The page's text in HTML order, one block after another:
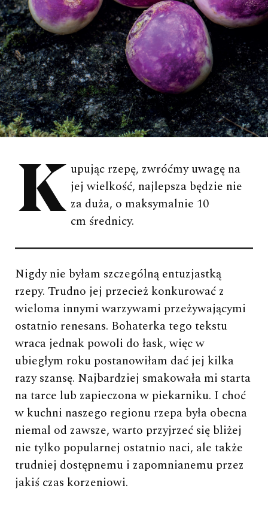
Kupując rzepę, zwróćmy uwagę na jej wielkość, najlepsza będzie nie
za duża, o maksymalnie 10
cm średnicy.
Nigdy nie byłam szczególną entuzjastką
rzepy. Trudno jej przecież konkurować z
wieloma innymi warzywami przeżywającymi
ostatnio renesans. Bohaterka tego tekstu
wraca jednak powoli do łask, więc w
ubiegłym roku postanowiłam dać jej kilka
razy szansę. Najbardziej smakowała mi starta
na tarce lub zapieczona w piekarniku. I choć
w kuchni naszego regionu rzepa była obecna
niemal od zawsze, warto przyjrzeć się bliżej
nie tylko popularnej ostatnio naci, ale także
trudniej dostępnemu i zapomnianemu przez
jakiś czas korzeniowi.